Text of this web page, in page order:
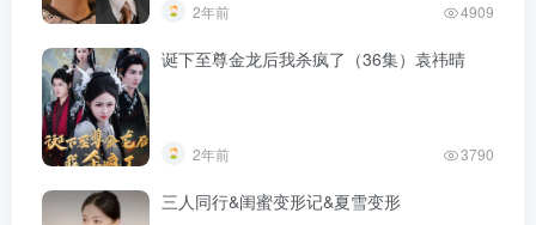
2年前 4909
诞下至尊金龙后我杀疯了（36集）袁祎晴
2年前 3790
三人同行&闺蜜变形记&夏雪变形